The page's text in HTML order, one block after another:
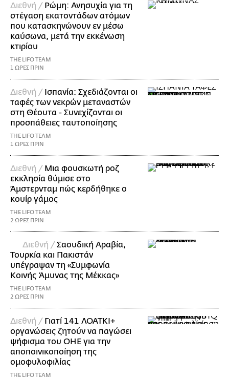
Διεθνή / Ρώμη: Ανησυχία για τη
στέγαση εκατοντάδων ατόμων
που κατασκηνώνουν εν μέσω
καύσωνα, μετά την εκκένωση
κτιρίου
THE LIFO TEAM
1 ΩΡΕΣ ΠΡΙΝ
Διεθνή / Ισπανία: Σχεδιάζονται οι
ταφές των νεκρών μεταναστών
στη Θέουτα - Συνεχίζονται οι
προσπάθειες ταυτοποίησης
THE LIFO TEAM
1 ΩΡΕΣ ΠΡΙΝ
Διεθνή / Μια φουσκωτή ροζ
εκκλησία θύμισε στο
Άμστερνταμ πώς κερδήθηκε ο
κουίρ γάμος
THE LIFO TEAM
2 ΩΡΕΣ ΠΡΙΝ
Διεθνή /Σαουδική Αραβία,
Τουρκία και Πακιστάν
υπέγραψαν τη «Συμφωνία
Κοινής Άμυνας της Μέκκας»
THE LIFO TEAM
2 ΩΡΕΣ ΠΡΙΝ
Διεθνή / Γιατί 141 ΛΟΑΤΚΙ+
οργανώσεις ζητούν να παγώσει
ψήφισμα του ΟΗΕ για την
αποποινικοποίηση της
ομοφυλοφιλίας
THE LIFO TEAM